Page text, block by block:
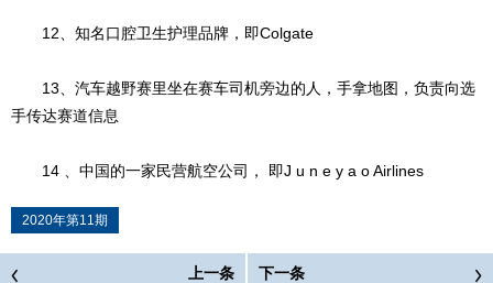
12、知名口腔卫生护理品牌，即Colgate
13、汽车越野赛里坐在赛车司机旁边的人，手拿地图，负责向选
手传达赛道信息
14 、中国的一家民营航空公司， 即J u n e y a o Airlines
2020年第11期
上一条 下一条